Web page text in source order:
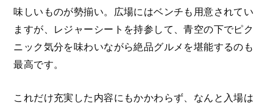
味しいものが勢揃い。広場にはベンチも用意されてい
ますが、レジャーシートを持参して、青空の下でピク
ニック気分を味わいながら絶品グルメを堪能するのも
最高です。
これだけ充実した内容にもかかわらず、なんと入場は